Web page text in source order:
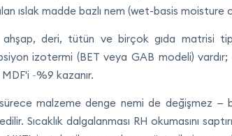
ıslak madde bazlı nem (wet-basis moisture
deri, tütün ve birçok gıda matrisi
izotermi (BET veya GAB modeli) vardır;
~%9 kazanır.
malzeme denge nemi de değişmez —
Sıcaklık dalgalanması RH okumasını